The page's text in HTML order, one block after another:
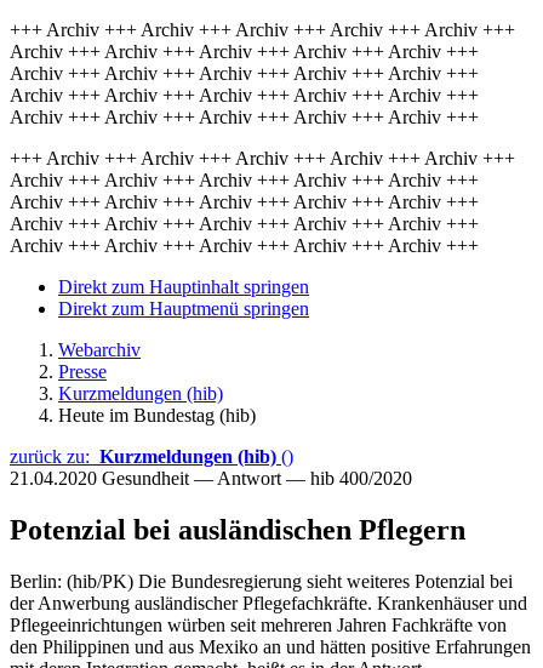
+++ Archiv +++ Archiv +++ Archiv +++ Archiv +++ Archiv +++
Archiv +++ Archiv +++ Archiv +++ Archiv +++ Archiv +++
Archiv +++ Archiv +++ Archiv +++ Archiv +++ Archiv +++
Archiv +++ Archiv +++ Archiv +++ Archiv +++ Archiv +++
Archiv +++ Archiv +++ Archiv +++ Archiv +++ Archiv +++
+++ Archiv +++ Archiv +++ Archiv +++ Archiv +++ Archiv +++
Archiv +++ Archiv +++ Archiv +++ Archiv +++ Archiv +++
Archiv +++ Archiv +++ Archiv +++ Archiv +++ Archiv +++
Archiv +++ Archiv +++ Archiv +++ Archiv +++ Archiv +++
Archiv +++ Archiv +++ Archiv +++ Archiv +++ Archiv +++
Direkt zum Hauptinhalt springen
Direkt zum Hauptmenü springen
Webarchiv
Presse
Kurzmeldungen (hib)
Heute im Bundestag (hib)
zurück zu: Kurzmeldungen (hib) ()
21.04.2020 Gesundheit — Antwort — hib 400/2020
Potenzial bei ausländischen Pflegern
Berlin: (hib/PK) Die Bundesregierung sieht weiteres Potenzial bei
der Anwerbung ausländischer Pflegefachkräfte. Krankenhäuser und
Pflegeeinrichtungen würben seit mehreren Jahren Fachkräfte von
den Philippinen und aus Mexiko an und hätten positive Erfahrungen